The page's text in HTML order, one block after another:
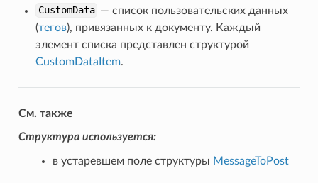
CustomData — список пользовательских данных
(тегов), привязанных к документу. Каждый
элемент списка представлен структурой
CustomDataItem.
См. также
Структура используется:
в устаревшем поле структуры MessageToPost